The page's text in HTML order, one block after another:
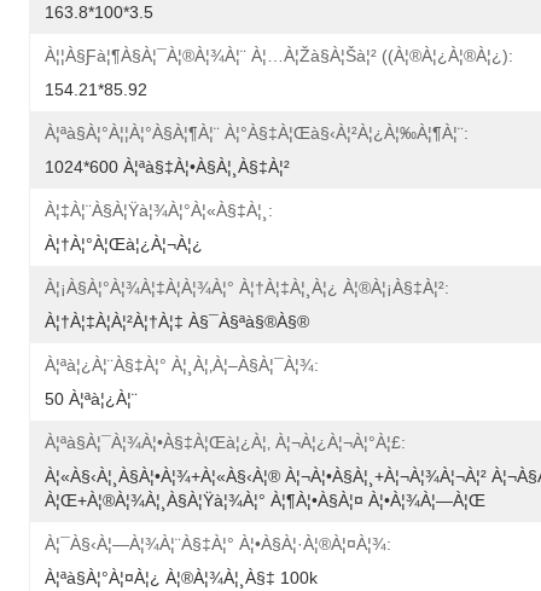
163.8*100*3.5
À¦¦à§ƒà¦¶à§à¦¯à¦®à¦¾à¦¨ À¦…à¦žà§à¦šà¦² ((à¦®à¦¿à¦®à¦¿):
154.21*85.92
À¦ªà§à¦°à¦¦à¦°à§à¦¶à¦¨ À¦°à§‡à¦œà§‹à¦²à¦¿à¦‰à¦¶à¦¨:
1024*600 À¦ªà§‡à¦•à§à¦¸à§‡à¦²
À¦‡à¦¨à§à¦Ÿà¦¾à¦°à¦«à§‡à¦¸:
À¦†à¦°à¦œà¦¿à¦¬à¦¿
À¦¡à§à¦°à¦¾à¦‡à¦­à¦¾à¦° À¦†à¦‡à¦¸à¦¿ À¦®à¦¡à§‡à¦²:
À¦†à¦‡à¦à¦²à¦†à¦‡ À§¯à§ªà§®à§®
À¦ªà¦¿à¦¨à§‡à¦° À¦¸à¦‚à¦–À§à¦¯à¦¾:
50 À¦ªà¦¿à¦¨
À¦ªà§à¦¯à¦¾à¦•à§‡à¦œà¦¿à¦‚ À¦¬à¦¿à¦¬à¦°à¦£:
À¦«à§‹à¦¸à§à¦•à¦¾+à¦«à§‹à¦® À¦¬à¦•à§à¦¸+à¦¬à¦¾à¦¬à¦²
À¦œ+à¦®à¦¾à¦¸à§à¦Ÿà¦¾à¦° À¦¶à¦•à§à¦¤ À¦•à¦¾à¦—À¦œ
À¦¯à§‹à¦—À¦¾à¦¨à§‡à¦° À¦•à§à¦·à¦®à¦¤à¦¾:
À¦ªà§à¦°à¦¤à¦¿ À¦®à¦¾à¦¸à§‡ 100k